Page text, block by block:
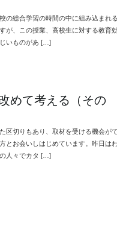
の総合学習の時間の中に組み込まれ
が、この授業、高校生に対する教育
いものがあ […]
めて考える（その
区切りもあり、取材を受ける機会が
とお会いしはじめています。昨日は
人々でカタ […]